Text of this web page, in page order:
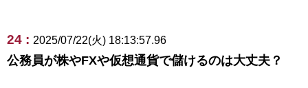
24 : 2025/07/22(火) 18:13:57.96
公務員が株やFXや仮想通貨で儲けるのは大丈夫？